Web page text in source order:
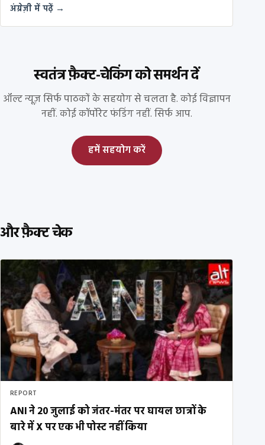
अंग्रेज़ी में पढ़ें →
स्वतंत्र फ़ैक्ट-चेकिंग को समर्थन दें
ऑल्ट न्यूज़ सिर्फ पाठकों के सहयोग से चलता है. कोई विज्ञापन
नहीं. कोई कॉर्पोरेट फंडिंग नहीं. सिर्फ आप.
हमें सहयोग करें
और फ़ैक्ट चेक
REPORT
ANI ने 20 जुलाई को जंतर-मंतर पर घायल छात्रों के
बारे में X पर एक भी पोस्ट नहीं किया